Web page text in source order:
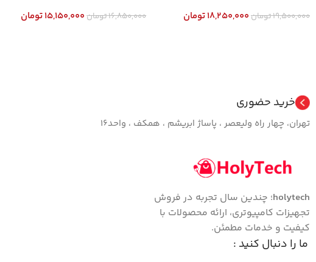
19,500,000تومان18,250,000تومان 16,850,000تومان 15,150,000تومان
خرید حضوری
تهران، چهار راه ولیعصر ، پاساژ ابریشم ، همکف ، واحد16
holytech؛ چندین سال تجربه در فروش
تجهیزات کامپیوتری، ارائه محصولات با
کیفیت و خدمات مطمئن.
ما را دنبال کنید :